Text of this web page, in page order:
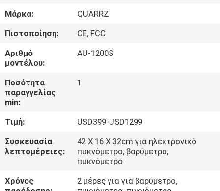
ΕΡΓΟΣΤΑΣΊΩΝ
ΠΟΙΟΤΙΚΌΣ
ΈΛΕΓΧΟΣ
ΜΑΣ
ΣΕ
ΕΠΑΦΉ
Μάρκα:
QUARRZ
Πιστοποίηση:
CE, FCC
Αριθμό
μοντέλου:
AU-1200S
Ποσότητα
παραγγελίας
min:
1
Τιμή:
USD399-USD1299
Συσκευασία
λεπτομέρειες:
42 X 16 X 32cm για ηλεκτρονικό
πυκνόμετρο, βαρύμετρο,
πυκνόμετρο
Χρόνος
2 μέρες για για βαρύμετρο,